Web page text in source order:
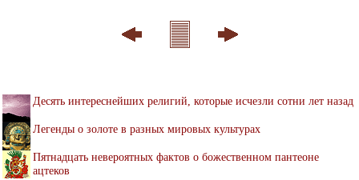
Десять интереснейших религий, которые исчезли сотни лет назад
Легенды о золоте в разных мировых культурах
Пятнадцать невероятных фактов о божественном пантеоне
ацтеков